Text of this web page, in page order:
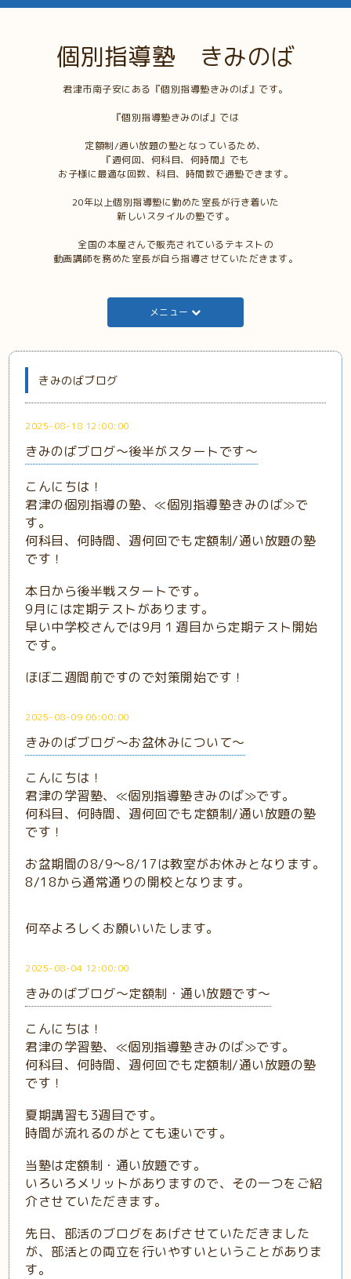
個別指導塾 きみのば
君津市南子安にある『個別指導塾きみのば』です。
『個別指導塾きみのば』では
定額制/通い放題の塾となっているため、
『週何回、何科目、何時間』でも
お子様に最適な回数、科目、時間数で通塾できます。
20年以上個別指導塾に勤めた室長が行き着いた
新しいスタイルの塾です。
全国の本屋さんで販売されているテキストの
動画講師を務めた室長が自ら指導させていただきます。
メニュー
きみのばブログ
2025-08-18 12:00:00
きみのばブログ～後半がスタートです～
こんにちは！
君津の個別指導の塾、≪個別指導塾きみのば≫で
す。
何科目、何時間、週何回でも定額制/通い放題の塾
です！
本日から後半戦スタートです。
9月には定期テストがあります。
早い中学校さんでは9月１週目から定期テスト開始
です。
ほぼ二週間前ですので対策開始です！
2025-08-09 06:00:00
きみのばブログ～お盆休みについて～
こんにちは！
君津の学習塾、≪個別指導塾きみのば≫です。
何科目、何時間、週何回でも定額制/通い放題の塾
です！
お盆期間の8/9～8/17は教室がお休みとなります。
8/18から通常通りの開校となります。
何卒よろしくお願いいたします。
2025-08-04 12:00:00
きみのばブログ～定額制・通い放題です～
こんにちは！
君津の学習塾、≪個別指導塾きみのば≫です。
何科目、何時間、週何回でも定額制/通い放題の塾
です！
夏期講習も3週目です。
時間が流れるのがとても速いです。
当塾は定額制・通い放題です。
いろいろメリットがありますので、その一つをご紹
介させていただきます。
先日、部活のブログをあげさせていただきました
が、部活との両立を行いやすいということがありま
す。